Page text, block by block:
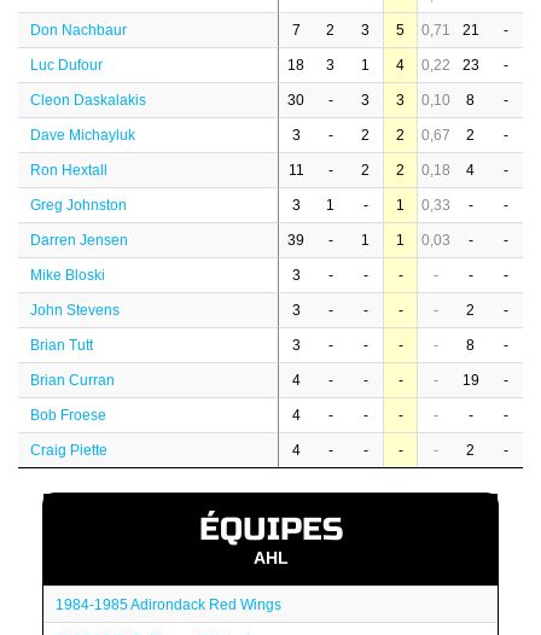
Don Nachbaur 7 2 3 5 0,71 21 -
Luc Dufour 18 3 1 4 0,22 23 -
Cleon Daskalakis 30 - 3 3 0,10 8 -
Dave Michayluk 3 - 2 2 0,67 2 -
Ron Hextall 11 - 2 2 0,18 4 -
Greg Johnston 3 1 - 1 0,33 - -
Darren Jensen 39 - 1 1 0,03 - -
Mike Bloski 3 - - - - - -
John Stevens 3 - - - - 2 -
Brian Tutt 3 - - - - 8 -
Brian Curran 4 - - - - 19 -
Bob Froese 4 - - - - - -
Craig Piette 4 - - - - 2 -
ÉQUIPES
AHL
1984-1985 Adirondack Red Wings